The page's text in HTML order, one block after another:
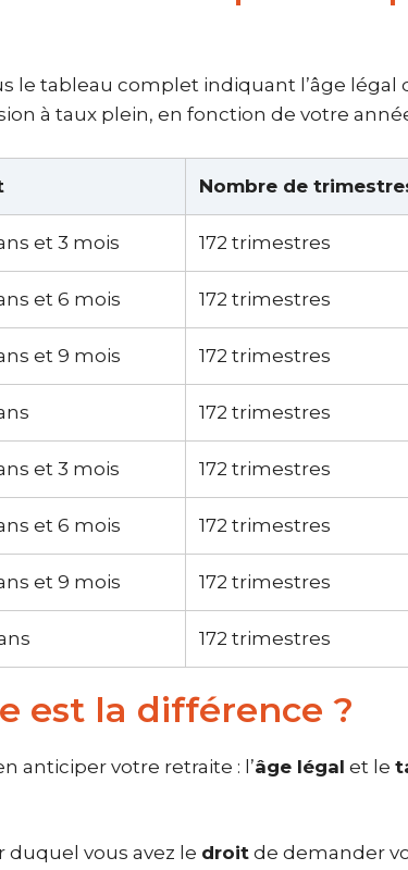
le tableau complet indiquant l’âge légal
à taux plein, en fonction de votre
Nombre de
et 3 mois 172 trimestres
et 6 mois 172 trimestres
et 9 mois 172 trimestres
172 trimestres
et 3 mois 172 trimestres
et 6 mois 172 trimestres
et 9 mois 172 trimestres
172 trimestres
est la différence ?
anticiper votre retraite : l’âge légal et le
duquel vous avez le droit de demander